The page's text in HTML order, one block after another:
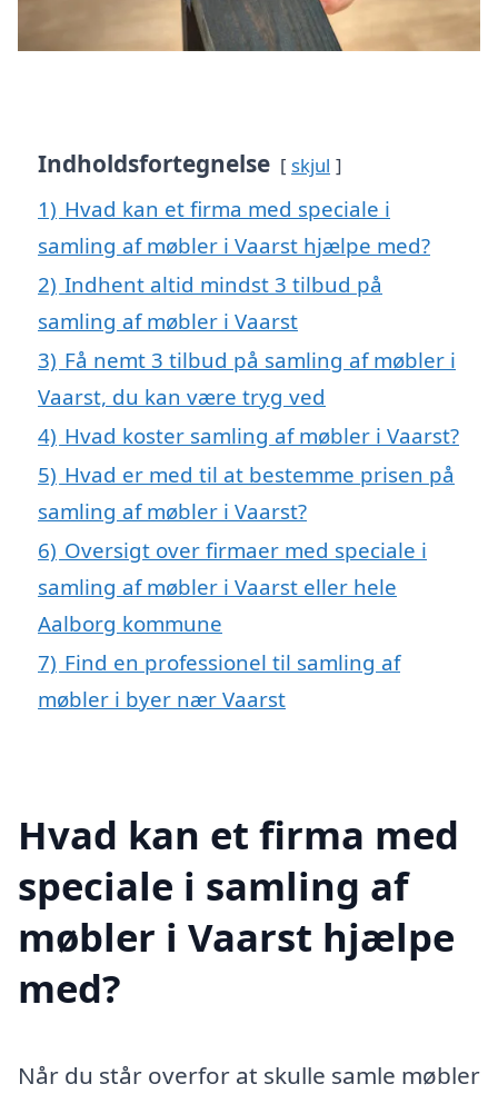
Indholdsfortegnelse skjul
1) Hvad kan et firma med speciale i
samling af møbler i Vaarst hjælpe med?
2) Indhent altid mindst 3 tilbud på
samling af møbler i Vaarst
3) Få nemt 3 tilbud på samling af møbler i
Vaarst, du kan være tryg ved
4) Hvad koster samling af møbler i Vaarst?
5) Hvad er med til at bestemme prisen på
samling af møbler i Vaarst?
6) Oversigt over firmaer med speciale i
samling af møbler i Vaarst eller hele
Aalborg kommune
7) Find en professionel til samling af
møbler i byer nær Vaarst
Hvad kan et firma med
speciale i samling af
møbler i Vaarst hjælpe
med?
Når du står overfor at skulle samle møbler